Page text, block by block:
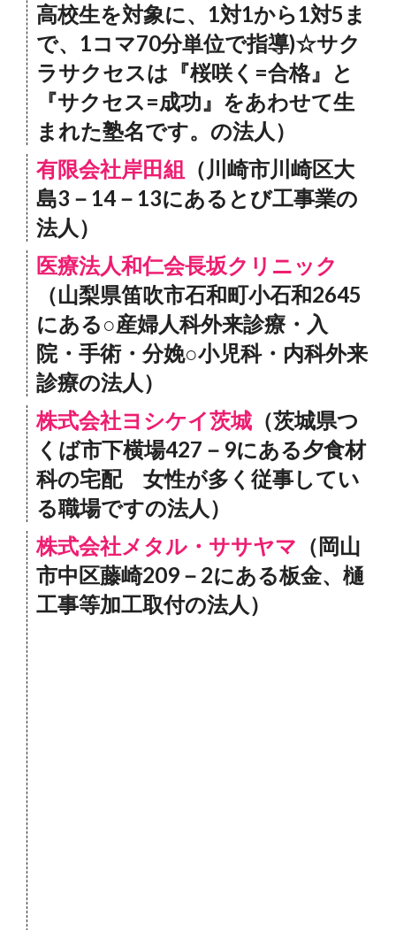
高校生を対象に、1対1から1対5ま
で、1コマ70分単位で指導)☆サク
ラサクセスは『桜咲く=合格』と
『サクセス=成功』をあわせて生
まれた塾名です。の法人）
有限会社岸田組 （川崎市川崎区大
島3－14－13にあるとび工事業の
法人）
医療法人和仁会長坂クリニック
（山梨県笛吹市石和町小石和2645
にある○産婦人科外来診療・入
院・手術・分娩○小児科・内科外来
診療の法人）
株式会社ヨシケイ茨城 （茨城県つ
くば市下横場427－9にある夕食材
科の宅配 女性が多く従事してい
る職場ですの法人）
株式会社メタル・ササヤマ （岡山
市中区藤崎209－2にある板金、樋
工事等加工取付の法人）